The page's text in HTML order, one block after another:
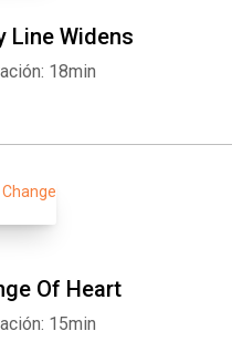
Line Widens
18min
Of Heart
15min